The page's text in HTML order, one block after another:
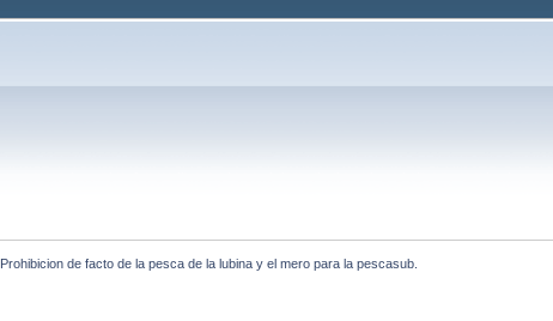
Prohibicion de facto de la pesca de la lubina y el mero para la pescasub.